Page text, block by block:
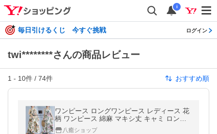
i
毎日引けるくじ 今すぐ挑戦 ログイン
twi********さんの商品レビュー
1 - 10件 / 74件 おすすめ順
ワンピース ロングワンピース レディース 花
柄 ワンピース 綿麻 マキシ丈 キャミ ロング
リネン aライン 大きいサイズ 体型カバー
八癒ショップ